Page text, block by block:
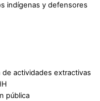
indígenas y defensores
actividades extractivas
pública